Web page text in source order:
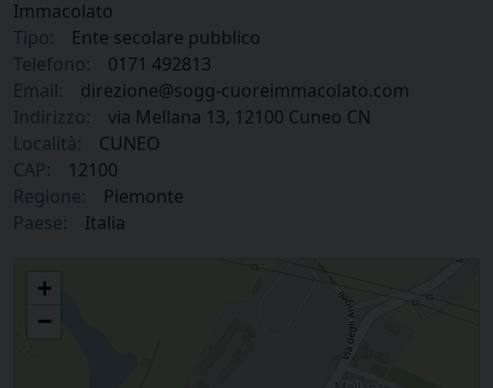
Immacolato
Tipo:
Ente secolare pubblico
Telefono:
0171 492813
Email:
direzione@sogg-cuoreimmacolato.com
Indirizzo:
via Mellana 13, 12100 Cuneo CN
Località:
CUNEO
CAP:
12100
Regione:
Piemonte
Paese:
Italia
+
−